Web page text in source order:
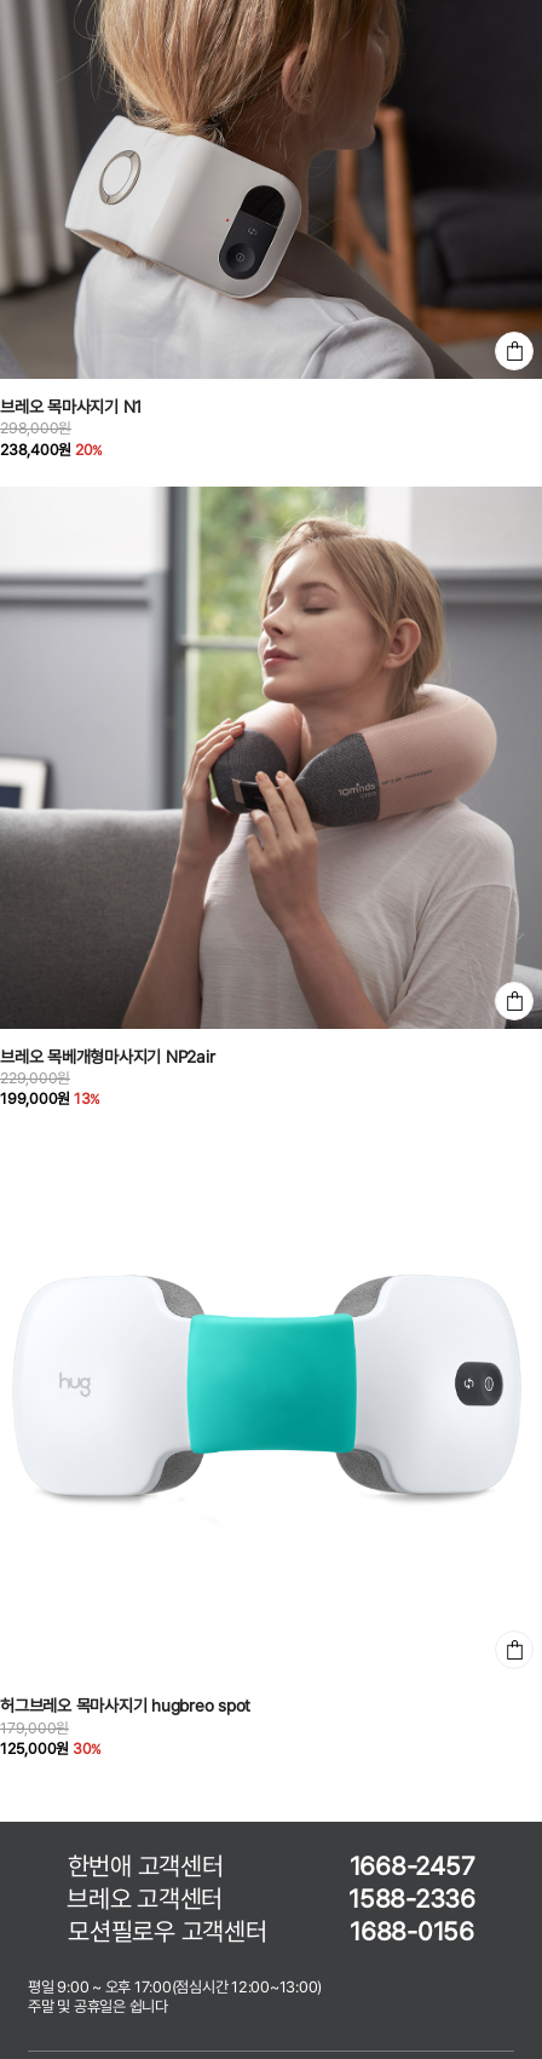
브레오 목마사지기 N1
298,000원
238,400원 20
브레오 목베개형마사지기 NP2air
229,000원
199,000원 13
허그브레오 목마사지기 hugbreo spot
179,000원
125,000원 30
한번애 고객센터
1668-2457
브레오 고객센터
1588-2336
모션필로우 고객센터
1688-0156
평일 9:00 ~ 오후 17:00(점심시간 12:00~13:00)
주말 및 공휴일은 쉽니다